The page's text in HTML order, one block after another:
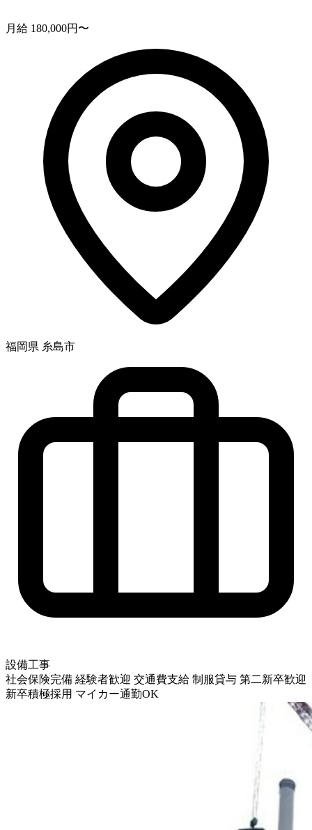
月給 180,000円〜
福岡県 糸島市
設備工事
社会保険完備 経験者歓迎 交通費支給 制服貸与 第二新卒歓迎
新卒積極採用 マイカー通勤OK